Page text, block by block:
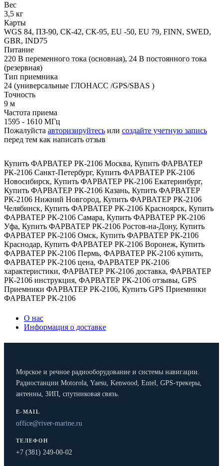
Вес
3,5 кг
Карты
WGS 84, ПЗ-90, СК-42, СК-95, EU -50, EU 79, FINN, SWED,
GBR, IND75
Питание
220 В переменного тока (основная), 24 В постоянного тока
(резервная)
Тип приемника
24 (универсальные ГЛОНАСС /GPS/SBAS )
Точность
9 м
Частота приема
1595 - 1610 МГц
Пожалуйста авторизируйтесь или создайте учетную запись
перед тем как написать отзыв
Купить ФАРВАТЕР РК-2106 Москва, Купить ФАРВАТЕР
РК-2106 Санкт-Петербург, Купить ФАРВАТЕР РК-2106
Новосибирск, Купить ФАРВАТЕР РК-2106 Екатеринбург,
Купить ФАРВАТЕР РК-2106 Казань, Купить ФАРВАТЕР
РК-2106 Нижний Новгород, Купить ФАРВАТЕР РК-2106
Челябинск, Купить ФАРВАТЕР РК-2106 Красноярск, Купить
ФАРВАТЕР РК-2106 Самара, Купить ФАРВАТЕР РК-2106
Уфа, Купить ФАРВАТЕР РК-2106 Ростов-на-Дону, Купить
ФАРВАТЕР РК-2106 Омск, Купить ФАРВАТЕР РК-2106
Краснодар, Купить ФАРВАТЕР РК-2106 Воронеж, Купить
ФАРВАТЕР РК-2106 Пермь, ФАРВАТЕР РК-2106 купить,
ФАРВАТЕР РК-2106 цена, ФАРВАТЕР РК-2106
характеристики, ФАРВАТЕР РК-2106 доставка, ФАРВАТЕР
РК-2106 инструкция, ФАРВАТЕР РК-2106 отзывы, GPS
Приемники ФАРВАТЕР РК-2106, Купить GPS Приемники
ФАРВАТЕР РК-2106
О нас
Информация о доставке
Морское и речное радиооборудование и системы навигации.
Радиостанции Motorola, Yaesu, Kenwood, Entel, GPS-трекеры,
антенны, ЗИП, спутниковая связь.
E-MAIL
office@river-marine.ru
ТЕЛЕФОН
+7 (381) 249-00-02